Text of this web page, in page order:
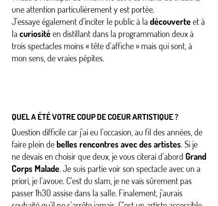
une attention particulièrement y est portée.
J’essaye également d’inciter le public à la découverteet à
la curiositéen distillant dans la programmation deux à
trois spectacles moins « tête d’affiche » mais qui sont, à
mon sens, de vraies pépites.
QUEL A ÉTÉ VOTRE COUP DE COEUR ARTISTIQUE ?
Question difficile car j’ai eu l’occasion, au fil des années, de
faire plein de belles rencontres avec des artistes. Si je
ne devais en choisir que deux, je vous citerai d’abord Grand
Corps Malade. Je suis partie voir son spectacle avec un a
priori, je l’avoue. C’est du slam, je ne vais sûrement pas
passer 1h30 assise dans la salle. Finalement, j’aurais